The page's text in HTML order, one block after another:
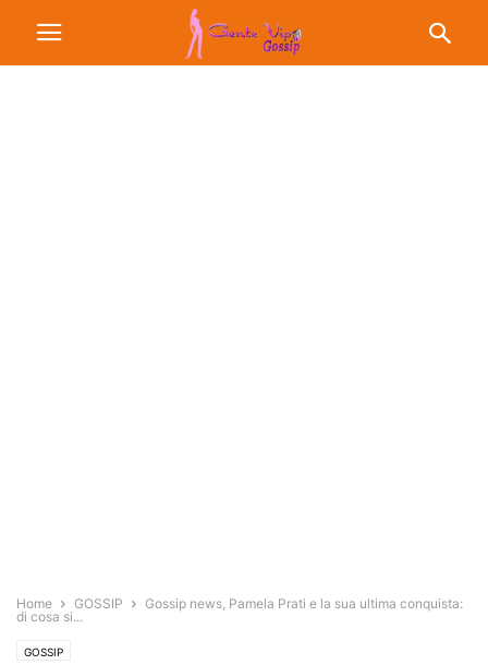
Home GOSSIP
Gossip news, Pamela Prati e la sua ultima conquista:
di cosa si...
GOSSIP